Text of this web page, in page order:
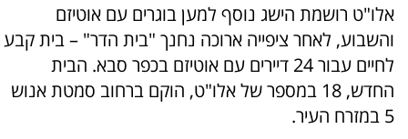
אלו"ט רושמת הישג נוסף למען בוגרים עם אוטיזם
והשבוע, לאחר ציפייה ארוכה נחנך "בית הדר" – בית קבע
לחיים עבור 24 דיירים עם אוטיזם בכפר סבא. הבית
החדש, 18 במספר של אלו"ט, הוקם ברחוב סמטת אנוש
5 במזרח העיר.